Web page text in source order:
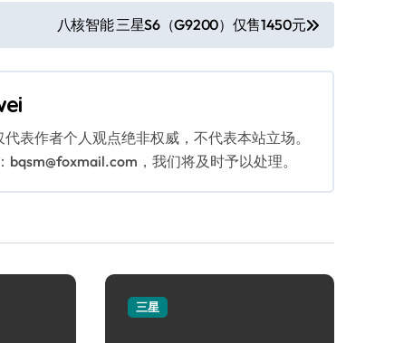
八核智能 三星S6（G9200）仅售1450元
表作者个人观点绝非权威，不代表本站立场。
，我们将及时予以处理。
三星